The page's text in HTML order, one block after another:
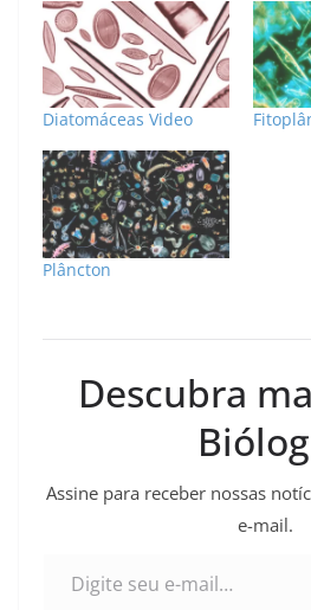
Diatomáceas Video
Plâncton
Descubra
Assine para receber nossas
e-mail.